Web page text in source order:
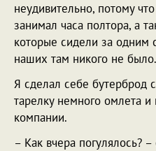
неудивительно, потому
занимал часа полтора, а
которые сидели за одним
наших там никого не было.
Я сделал себе бутерброд
тарелку немного омлета
компании.
– Как вчера погулялось?